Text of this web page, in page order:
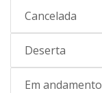
Cancelada
Deserta
Em andamento